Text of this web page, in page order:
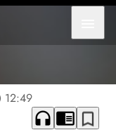
12:49
headphones chrome_reader_mode bookmark_border